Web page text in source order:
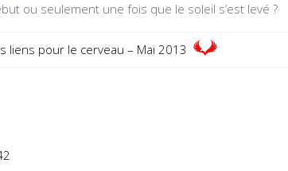
ou seulement une fois que le soleil s’est levé ?
liens pour le cerveau – Mai 2013